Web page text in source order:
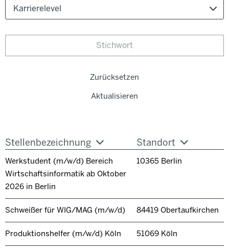
Karrierelevel
Zurücksetzen
Aktualisieren
Stellenbezeichnung Standort
Werkstudent (m/w/d) Bereich
Wirtschaftsinformatik ab Oktober
2026 in Berlin
10365 Berlin
Schweißer für WIG/MAG (m/w/d) 84419 Obertaufkirchen
Produktionshelfer (m/w/d) Köln 51069 Köln